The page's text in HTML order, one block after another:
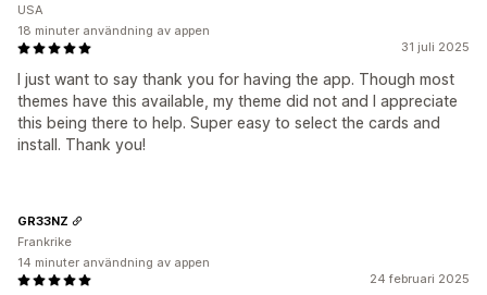
31 juli 2025
I just want to say thank you for having the app. Though most
themes have this available, my theme did not and I appreciate
this being there to help. Super easy to select the cards and
install. Thank you!
USA
18 minuter användning av appen
24 februari 2025
GR33NZ
Frankrike
14 minuter användning av appen